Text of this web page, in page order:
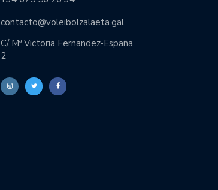
contacto@voleibolzalaeta.gal
C/ Mª Victoria Fernandez-España,
2